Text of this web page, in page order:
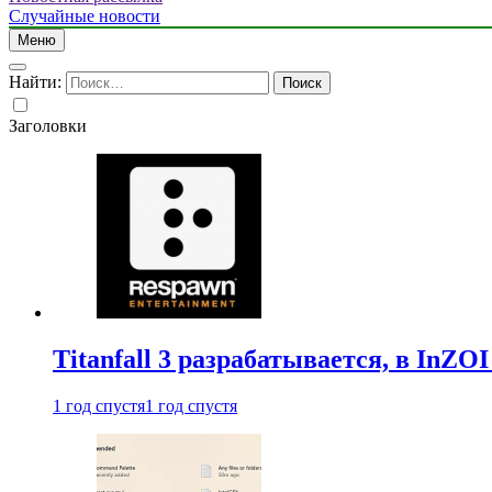
Случайные новости
Меню
Найти:
Заголовки
Titanfall 3 разрабатывается, в
1 год спустя1 год спустя